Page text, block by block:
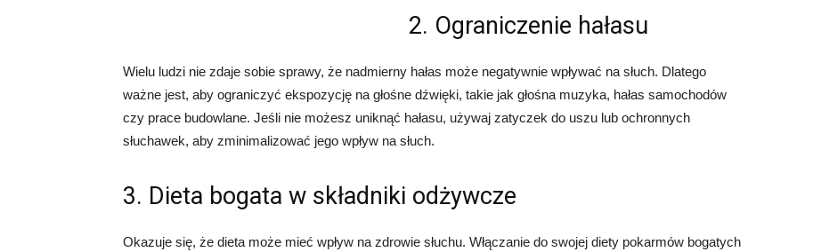
2. Ograniczenie hałasu
Wielu ludzi nie zdaje sobie sprawy, że nadmierny hałas może negatywnie wpływać na słuch. Dlatego
ważne jest, aby ograniczyć ekspozycję na głośne dźwięki, takie jak głośna muzyka, hałas samochodów
czy prace budowlane. Jeśli nie możesz uniknąć hałasu, używaj zatyczek do uszu lub ochronnych
słuchawek, aby zminimalizować jego wpływ na słuch.
3. Dieta bogata w składniki odżywcze
Okazuje się, że dieta może mieć wpływ na zdrowie słuchu. Włączanie do swojej diety pokarmów bogatych